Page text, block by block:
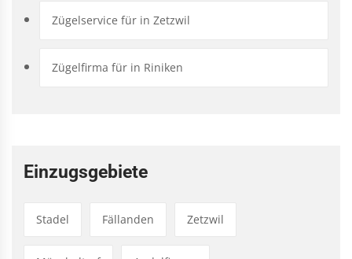
Zügelservice für in Zetzwil
Zügelfirma für in Riniken
Einzugsgebiete
Stadel Fällanden Zetzwil